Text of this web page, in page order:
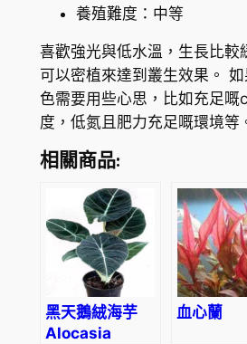
養殖難度：中等
喜歡強光與低水溫，生長比較
可以密植來達到叢生效果。
色需要用些心思，比如充足嘅
度，低氮且肥力充足嘅環境等
相關商品:
黑天鵝絨海芋
Alocasia
血心蘭